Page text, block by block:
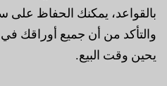
بالقواعد، يمكنك الحفاظ على
والتأكد من أن جميع أوراقك
يحين وقت البيع.